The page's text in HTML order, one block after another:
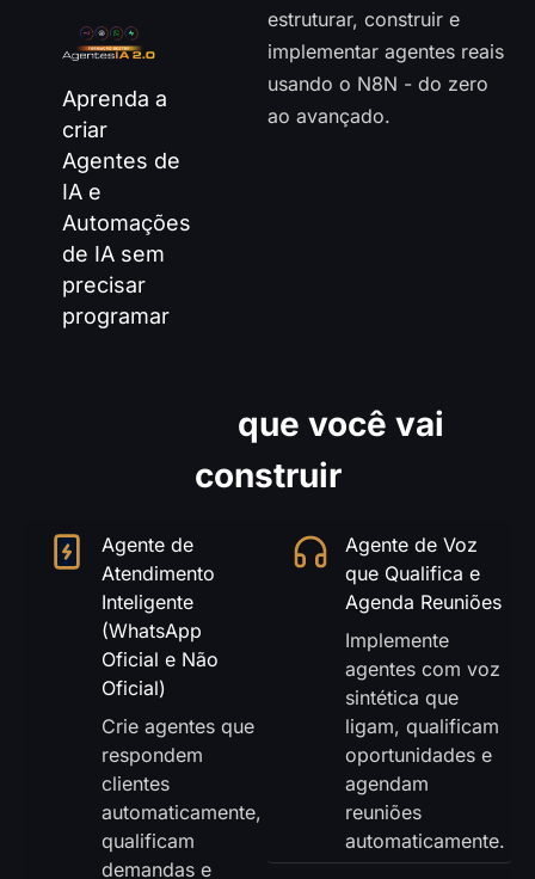
Aprenda a
criar
Agentes de
IA e
Automações
de IA sem
precisar
programar
estruturar, construir e
implementar agentes reais
usando o N8N - do zero
ao avançado.
que você vai
construir
Agente de
Atendimento
Inteligente
(WhatsApp
Oficial e Não
Oficial)
Crie agentes que
respondem
clientes
automaticamente,
qualificam
demandas e
Agente de Voz
que Qualifica e
Agenda Reuniões
Implemente
agentes com voz
sintética que
ligam, qualificam
oportunidades e
agendam
reuniões
automaticamente.